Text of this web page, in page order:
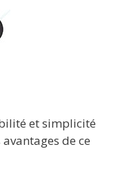
et simplicité
de ce